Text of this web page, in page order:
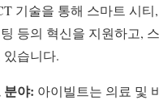
기술을 통해 스마트 시
등의 혁신을 지원하고,
있습니다.
분야: 아이빌트는 의료 및